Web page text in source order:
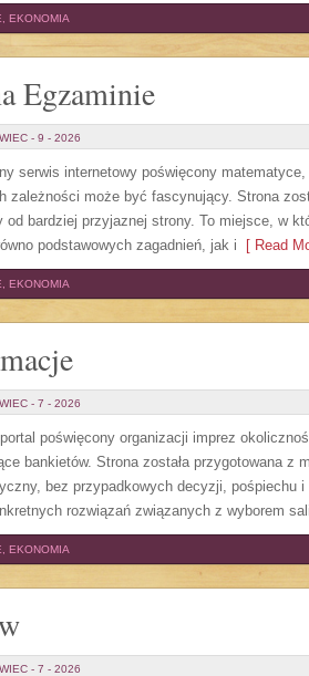
EKONOMIA
Egzaminie
- 9 - 2026
serwis internetowy poświęcony
zależności może być fascynujący. Strona
od bardziej przyjaznej strony. To miejsce, w
podstawowych zagadnień, jak i [ Read
EKONOMIA
- 7 - 2026
poświęcony organizacji imprez
bankietów. Strona została przygotowana z
bez przypadkowych decyzji, pośpiechu
rozwiązań związanych z wyborem
EKONOMIA
- 7 - 2026